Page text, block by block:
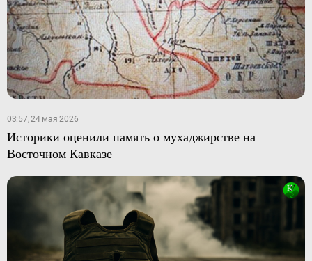
03:57, 24 мая 2026
Историки оценили память о мухаджирстве на
Восточном Кавказе